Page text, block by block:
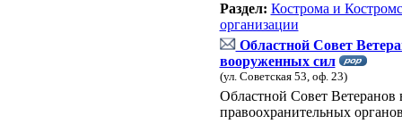
Раздел: Кострома и
организации
Областной Совет
вооруженных сил
(ул. Советская 53, оф. 23)
Областной Совет
правоохранительных